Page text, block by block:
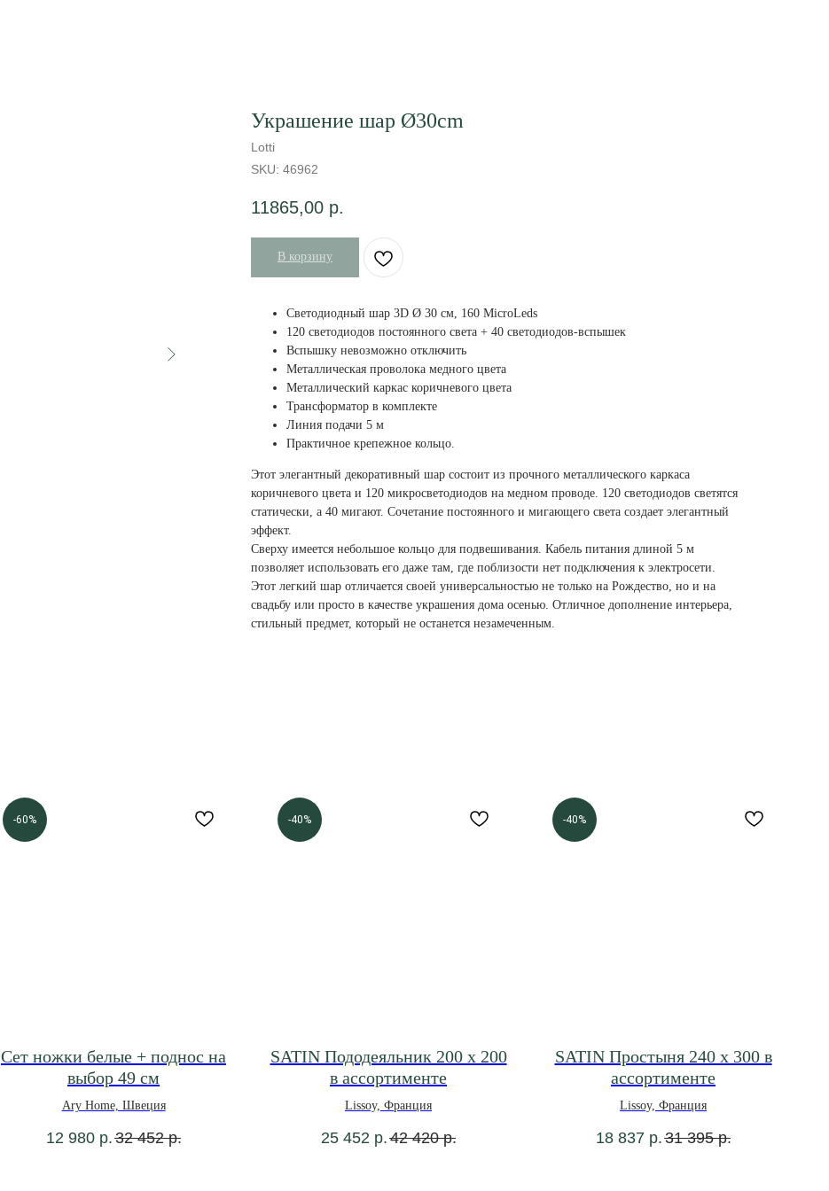
Украшение шар Ø30cm
Lotti
SKU: 46962
11865,00 р.
В корзину
Светодиодный шар 3D Ø 30 см, 160 MicroLeds
120 светодиодов постоянного света + 40 светодиодов-вспышек
Вспышку невозможно отключить
Металлическая проволока медного цвета
Металлический каркас коричневого цвета
Трансформатор в комплекте
Линия подачи 5 м
Практичное крепежное кольцо.
Этот элегантный декоративный шар состоит из прочного металлического каркаса
коричневого цвета и 120 микросветодиодов на медном проводе. 120 светодиодов светятся
статически, а 40 мигают. Сочетание постоянного и мигающего света создает элегантный
эффект.
Сверху имеется небольшое кольцо для подвешивания. Кабель питания длиной 5 м
позволяет использовать его даже там, где поблизости нет подключения к электросети.
Этот легкий шар отличается своей универсальностью не только на Рождество, но и на
свадьбу или просто в качестве украшения дома осенью. Отличное дополнение интерьера,
стильный предмет, который не останется незамеченным.
-60%
Сет ножки белые + поднос на
выбор 49 см
Ary Home, Швеция
12 980 р.32 452 р.
-40%
SATIN Пододеяльник 200 х 200
в ассортименте
Lissoy, Франция
25 452 р.42 420 р.
-40%
SATIN Простыня 240 х 300 в
ассортименте
Lissoy, Франция
18 837 р.31 395 р.